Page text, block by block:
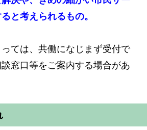
と考えられるもの。
ては、共働になじまず受付で
窓口等をご案内する場合があ